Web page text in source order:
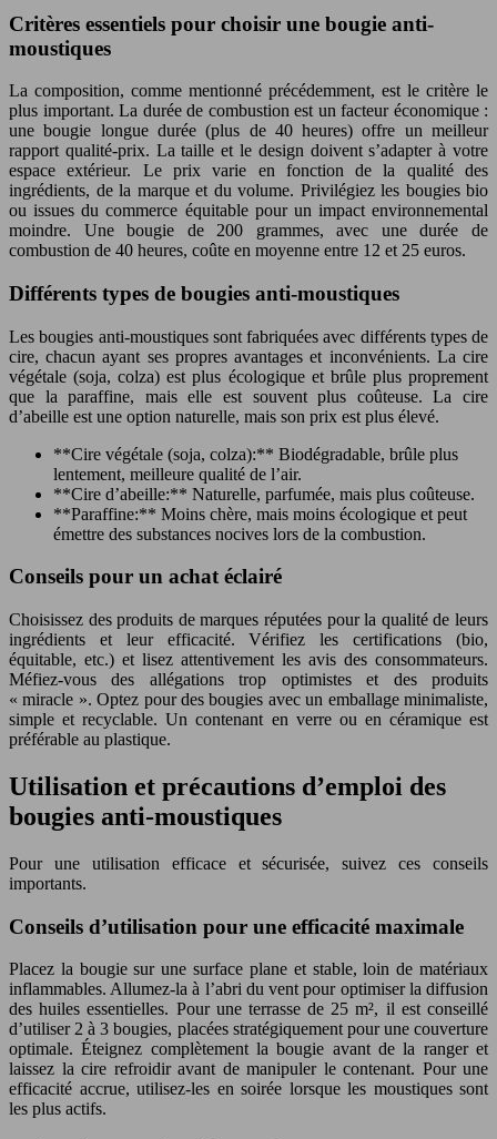
Critères essentiels pour choisir une bougie anti-
moustiques
La composition, comme mentionné précédemment, est le critère le
plus important. La durée de combustion est un facteur économique :
une bougie longue durée (plus de 40 heures) offre un meilleur
rapport qualité-prix. La taille et le design doivent s’adapter à votre
espace extérieur. Le prix varie en fonction de la qualité des
ingrédients, de la marque et du volume. Privilégiez les bougies bio
ou issues du commerce équitable pour un impact environnemental
moindre. Une bougie de 200 grammes, avec une durée de
combustion de 40 heures, coûte en moyenne entre 12 et 25 euros.
Différents types de bougies anti-moustiques
Les bougies anti-moustiques sont fabriquées avec différents types de
cire, chacun ayant ses propres avantages et inconvénients. La cire
végétale (soja, colza) est plus écologique et brûle plus proprement
que la paraffine, mais elle est souvent plus coûteuse. La cire
d’abeille est une option naturelle, mais son prix est plus élevé.
**Cire végétale (soja, colza):** Biodégradable, brûle plus
lentement, meilleure qualité de l’air.
**Cire d’abeille:** Naturelle, parfumée, mais plus coûteuse.
**Paraffine:** Moins chère, mais moins écologique et peut
émettre des substances nocives lors de la combustion.
Conseils pour un achat éclairé
Choisissez des produits de marques réputées pour la qualité de leurs
ingrédients et leur efficacité. Vérifiez les certifications (bio,
équitable, etc.) et lisez attentivement les avis des consommateurs.
Méfiez-vous des allégations trop optimistes et des produits
« miracle ». Optez pour des bougies avec un emballage minimaliste,
simple et recyclable. Un contenant en verre ou en céramique est
préférable au plastique.
Utilisation et précautions d’emploi des
bougies anti-moustiques
Pour une utilisation efficace et sécurisée, suivez ces conseils
importants.
Conseils d’utilisation pour une efficacité maximale
Placez la bougie sur une surface plane et stable, loin de matériaux
inflammables. Allumez-la à l’abri du vent pour optimiser la diffusion
des huiles essentielles. Pour une terrasse de 25 m², il est conseillé
d’utiliser 2 à 3 bougies, placées stratégiquement pour une couverture
optimale. Éteignez complètement la bougie avant de la ranger et
laissez la cire refroidir avant de manipuler le contenant. Pour une
efficacité accrue, utilisez-les en soirée lorsque les moustiques sont
les plus actifs.